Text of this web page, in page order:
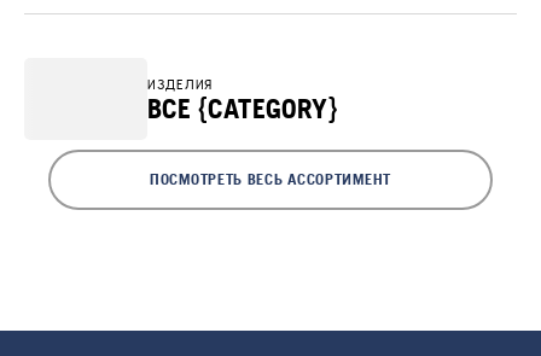
ИЗДЕЛИЯ
ВСЕ {CATEGORY}
ПОСМОТРЕТЬ ВЕСЬ АССОРТИМЕНТ